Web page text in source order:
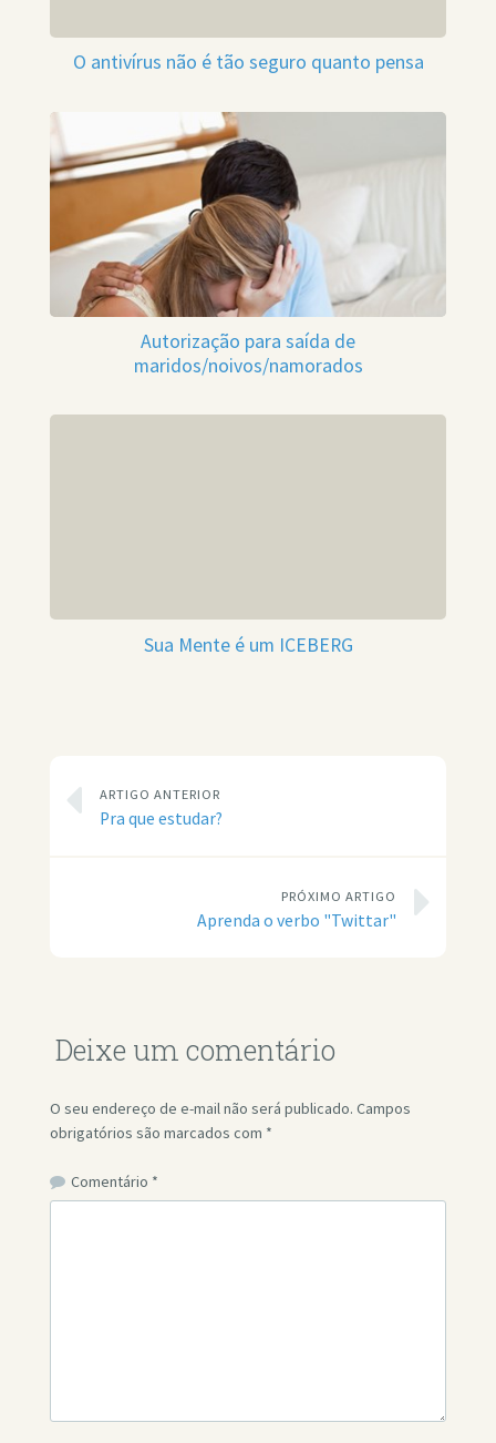
O antivírus não é tão seguro quanto pensa
Autorização para saída de
maridos/noivos/namorados
Sua Mente é um ICEBERG
ARTIGO ANTERIOR
Pra que estudar?
PRÓXIMO ARTIGO
Aprenda o verbo "Twittar"
Deixe um comentário
O seu endereço de e-mail não será publicado. Campos
obrigatórios são marcados com *
Comentário *